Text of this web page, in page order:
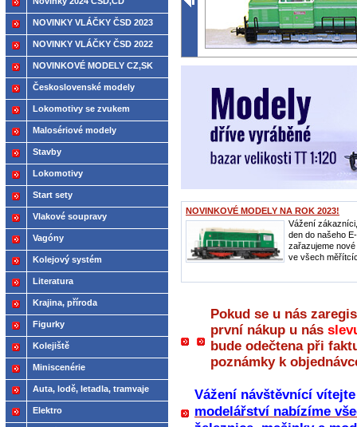
NOVINKOVÉ MODELY NA ROK 2023!
Vážení
den do našeho
zařazujeme
ve všech
Pokud se u nás
první nákup u nás
bude odečtena při
poznámky k
Vážení návštěvnící
modelářství nabízíme
NOVINKY VLÁČKY ČSD 2023
NOVINKY VLÁČKY ČSD 2022
NOVINKOVÉ MODELY CZ,SK
2021
Československé modely
ČSD,ČD
Lokomotivy se zvukem
Malosériové modely
Stavby
Lokomotivy
Start sety
Vlakové soupravy
Vagóny
Kolejový systém
Literatura
Krajina, příroda
Figurky
Kolejiště
Miniscenérie
Auta, lodě, letadla, tramvaje
Elektro